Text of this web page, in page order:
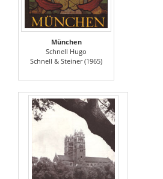
München
Schnell Hugo
Schnell & Steiner (1965)